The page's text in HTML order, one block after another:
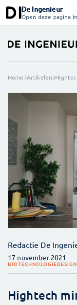
De Ingenieur
Open deze pagina
Home Artikelen
Redactie De
17 november 2021
BIOTECHNOLOGIEDESIGN
Hightech